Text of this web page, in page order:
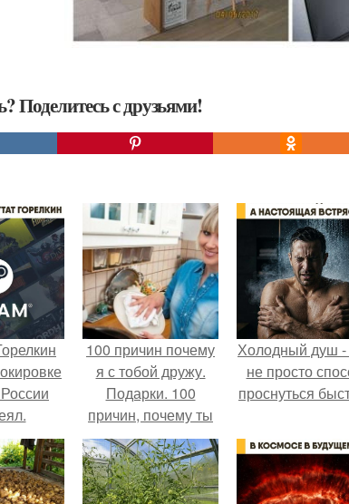
Поделитесь с друзьями!
100 причин почему
я с тобой дружу.
Подарки. 100
причин, почему ты
моя лучшая
подруга.
Холодный душ -
не просто
проснуться